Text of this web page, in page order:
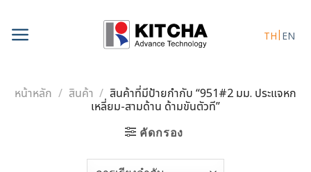
content
TH EN
หน้าหลัก / สินค้า / สินค้าที่มีป้ายกำกับ “951#2 มม. ประแจหก
เหลี่ยม-สามด้าน ด้ามขันตัวที”
คัดกรอง